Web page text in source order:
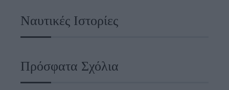
Ναυτικές Ιστορίες
Πρόσφατα Σχόλια